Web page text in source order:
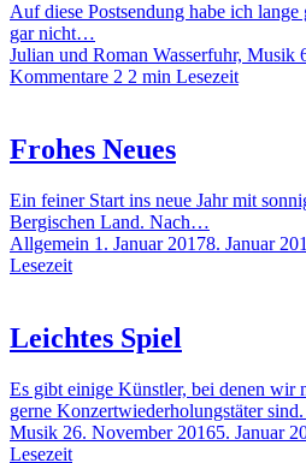
Auf diese Postsendung habe ich
gar nicht…
Julian und Roman Wasserfuhr, Musik
Kommentare 2 2 min Lesezeit
Frohes Neues
Ein feiner Start ins neue Jahr mit
Bergischen Land. Nach…
Allgemein 1. Januar 20178. Januar
Lesezeit
Leichtes Spiel
Es gibt einige Künstler, bei denen wir
gerne Konzertwiederholungstäter
Musik 26. November 20165. Januar
Lesezeit